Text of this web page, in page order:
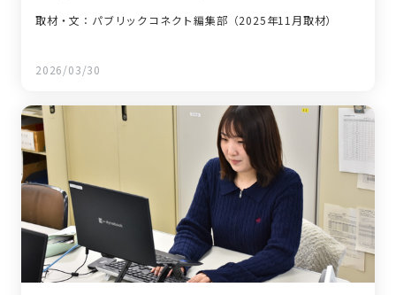
取材・文：パブリックコネクト編集部（2025年11月取材）
2026/03/30